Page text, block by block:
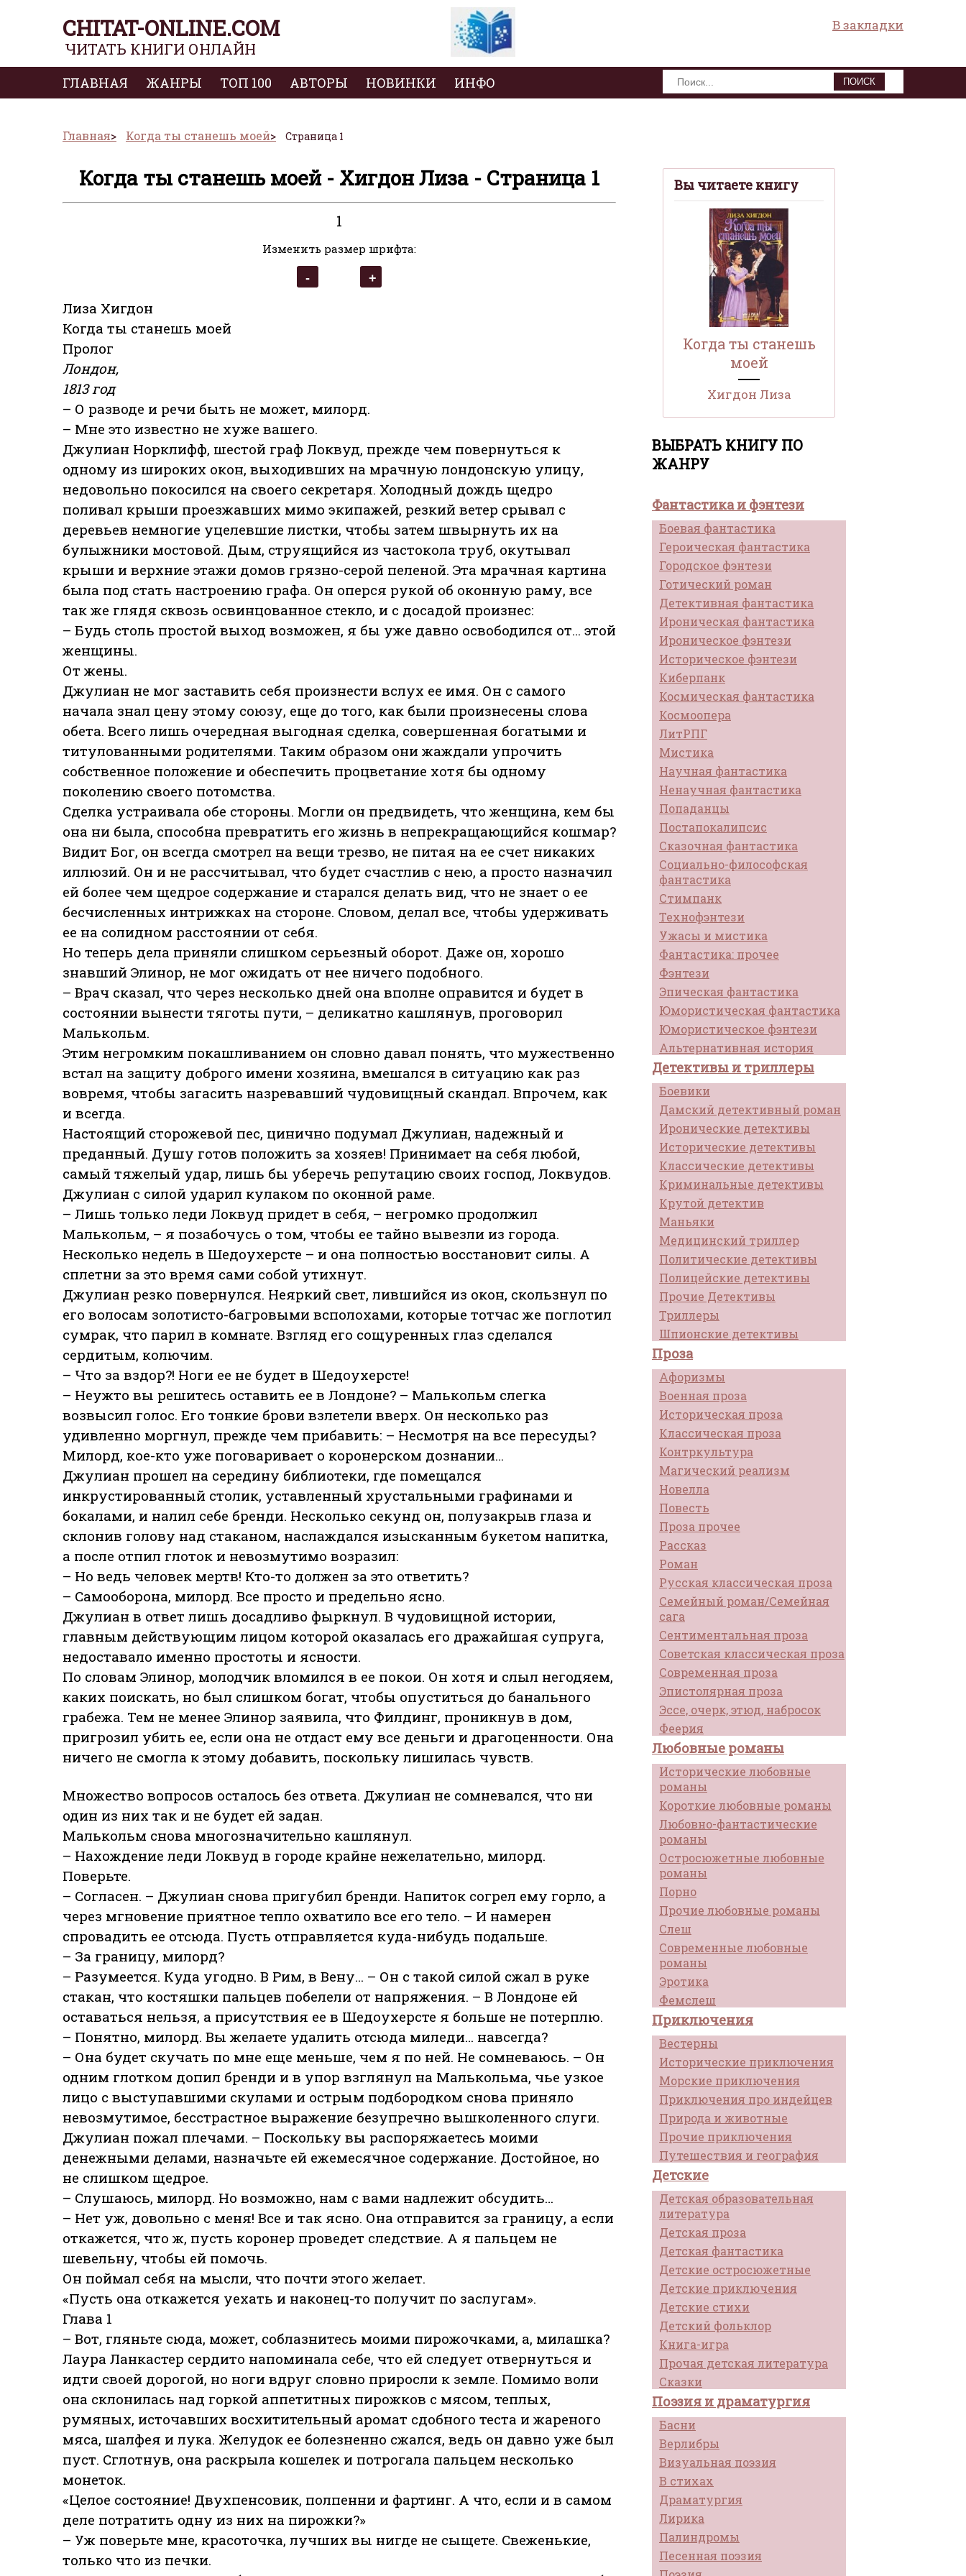
CHITAT-ONLINE.COM
ЧИТАТЬ КНИГИ ОНЛАЙН
В закладки
ГЛАВНАЯ ЖАНРЫ ТОП 100 АВТОРЫ НОВИНКИ ИНФО ПОИСК
Главная Когда ты станешь моей Страница 1
Вы читаете книгу
Когда ты станешь
моей
Хигдон Лиза
ВЫБРАТЬ КНИГУ ПО
ЖАНРУ
Фантастика и фэнтези
Боевая фантастика
Героическая фантастика
Городское фэнтези
Готический роман
Детективная фантастика
Ироническая фантастика
Ироническое фэнтези
Историческое фэнтези
Киберпанк
Космическая фантастика
Космоопера
ЛитРПГ
Мистика
Научная фантастика
Ненаучная фантастика
Попаданцы
Постапокалипсис
Сказочная фантастика
Социально-философская
фантастика
Стимпанк
Технофэнтези
Ужасы и мистика
Фантастика: прочее
Фэнтези
Эпическая фантастика
Юмористическая фантастика
Юмористическое фэнтези
Альтернативная история
Детективы и триллеры
Боевики
Дамский детективный роман
Иронические детективы
Исторические детективы
Классические детективы
Криминальные детективы
Крутой детектив
Маньяки
Медицинский триллер
Политические детективы
Полицейские детективы
Прочие Детективы
Триллеры
Шпионские детективы
Проза
Афоризмы
Военная проза
Историческая проза
Классическая проза
Контркультура
Магический реализм
Новелла
Повесть
Проза прочее
Рассказ
Роман
Русская классическая проза
Семейный роман/Семейная
сага
Сентиментальная проза
Советская классическая проза
Современная проза
Эпистолярная проза
Эссе, очерк, этюд, набросок
Феерия
Любовные романы
Исторические любовные
романы
Короткие любовные романы
Любовно-фантастические
романы
Остросюжетные любовные
романы
Порно
Прочие любовные романы
Слеш
Современные любовные
романы
Эротика
Фемслеш
Приключения
Вестерны
Исторические приключения
Морские приключения
Приключения про индейцев
Природа и животные
Прочие приключения
Путешествия и география
Детские
Детская образовательная
литература
Детская проза
Детская фантастика
Детские остросюжетные
Детские приключения
Детские стихи
Детский фольклор
Книга-игра
Прочая детская литература
Сказки
Поэзия и драматургия
Басни
Верлибры
Визуальная поэзия
В стихах
Драматургия
Лирика
Палиндромы
Песенная поэзия
Когда ты станешь моей - Хигдон Лиза - Страница 1
1
Изменить размер шрифта:
Лиза Хигдон
Когда ты станешь моей
Пролог
Лондон,
1813 год
– О разводе и речи быть не может, милорд.
– Мне это известно не хуже вашего.
Джулиан Норклифф, шестой граф Локвуд, прежде чем повернуться к
одному из широких окон, выходивших на мрачную лондонскую улицу,
недовольно покосился на своего секретаря. Холодный дождь щедро
поливал крыши проезжавших мимо экипажей, резкий ветер срывал с
деревьев немногие уцелевшие листки, чтобы затем швырнуть их на
булыжники мостовой. Дым, струящийся из частокола труб, окутывал
крыши и верхние этажи домов грязно-серой пеленой. Эта мрачная картина
была под стать настроению графа. Он оперся рукой об оконную раму, все
так же глядя сквозь освинцованное стекло, и с досадой произнес:
– Будь столь простой выход возможен, я бы уже давно освободился от… этой
женщины.
От жены.
Джулиан не мог заставить себя произнести вслух ее имя. Он с самого
начала знал цену этому союзу, еще до того, как были произнесены слова
обета. Всего лишь очередная выгодная сделка, совершенная богатыми и
титулованными родителями. Таким образом они жаждали упрочить
собственное положение и обеспечить процветание хотя бы одному
поколению своего потомства.
Сделка устраивала обе стороны. Могли он предвидеть, что женщина, кем бы
она ни была, способна превратить его жизнь в непрекращающийся кошмар?
Видит Бог, он всегда смотрел на вещи трезво, не питая на ее счет никаких
иллюзий. Он и не рассчитывал, что будет счастлив с нею, а просто назначил
ей более чем щедрое содержание и старался делать вид, что не знает о ее
бесчисленных интрижках на стороне. Словом, делал все, чтобы удерживать
ее на солидном расстоянии от себя.
Но теперь дела приняли слишком серьезный оборот. Даже он, хорошо
знавший Элинор, не мог ожидать от нее ничего подобного.
– Врач сказал, что через несколько дней она вполне оправится и будет в
состоянии вынести тяготы пути, – деликатно кашлянув, проговорил
Малькольм.
Этим негромким покашливанием он словно давал понять, что мужественно
встал на защиту доброго имени хозяина, вмешался в ситуацию как раз
вовремя, чтобы загасить назревавший чудовищный скандал. Впрочем, как
и всегда.
Настоящий сторожевой пес, цинично подумал Джулиан, надежный и
преданный. Душу готов положить за хозяев! Принимает на себя любой,
самый тяжелый удар, лишь бы уберечь репутацию своих господ, Локвудов.
Джулиан с силой ударил кулаком по оконной раме.
– Лишь только леди Локвуд придет в себя, – негромко продолжил
Малькольм, – я позабочусь о том, чтобы ее тайно вывезли из города.
Несколько недель в Шедоухерсте – и она полностью восстановит силы. А
сплетни за это время сами собой утихнут.
Джулиан резко повернулся. Неяркий свет, лившийся из окон, скользнул по
его волосам золотисто-багровыми всполохами, которые тотчас же поглотил
сумрак, что парил в комнате. Взгляд его сощуренных глаз сделался
сердитым, колючим.
– Что за вздор?! Ноги ее не будет в Шедоухерсте!
– Неужто вы решитесь оставить ее в Лондоне? – Малькольм слегка
возвысил голос. Его тонкие брови взлетели вверх. Он несколько раз
удивленно моргнул, прежде чем прибавить: – Несмотря на все пересуды?
Милорд, кое-кто уже поговаривает о коронерском дознании…
Джулиан прошел на середину библиотеки, где помещался
инкрустированный столик, уставленный хрустальными графинами и
бокалами, и налил себе бренди. Несколько секунд он, полузакрыв глаза и
склонив голову над стаканом, наслаждался изысканным букетом напитка,
а после отпил глоток и невозмутимо возразил:
– Но ведь человек мертв! Кто-то должен за это ответить?
– Самооборона, милорд. Все просто и предельно ясно.
Джулиан в ответ лишь досадливо фыркнул. В чудовищной истории,
главным действующим лицом которой оказалась его дражайшая супруга,
недоставало именно простоты и ясности.
По словам Элинор, молодчик вломился в ее покои. Он хотя и слыл негодяем,
каких поискать, но был слишком богат, чтобы опуститься до банального
грабежа. Тем не менее Элинор заявила, что Филдинг, проникнув в дом,
пригрозил убить ее, если она не отдаст ему все деньги и драгоценности. Она
ничего не смогла к этому добавить, поскольку лишилась чувств.
Множество вопросов осталось без ответа. Джулиан не сомневался, что ни
один из них так и не будет ей задан.
Малькольм снова многозначительно кашлянул.
– Нахождение леди Локвуд в городе крайне нежелательно, милорд.
Поверьте.
– Согласен. – Джулиан снова пригубил бренди. Напиток согрел ему горло, а
через мгновение приятное тепло охватило все его тело. – И намерен
спровадить ее отсюда. Пусть отправляется куда-нибудь подальше.
– За границу, милорд?
– Разумеется. Куда угодно. В Рим, в Вену… – Он с такой силой сжал в руке
стакан, что костяшки пальцев побелели от напряжения. – В Лондоне ей
оставаться нельзя, а присутствия ее в Шедоухерсте я больше не потерплю.
– Понятно, милорд. Вы желаете удалить отсюда миледи… навсегда?
– Она будет скучать по мне еще меньше, чем я по ней. Не сомневаюсь. – Он
одним глотком допил бренди и в упор взглянул на Малькольма, чье узкое
лицо с выступавшими скулами и острым подбородком снова приняло
невозмутимое, бесстрастное выражение безупречно вышколенного слуги.
Джулиан пожал плечами. – Поскольку вы распоряжаетесь моими
денежными делами, назначьте ей ежемесячное содержание. Достойное, но
не слишком щедрое.
– Слушаюсь, милорд. Но возможно, нам с вами надлежит обсудить…
– Нет уж, довольно с меня! Все и так ясно. Она отправится за границу, а если
откажется, что ж, пусть коронер проведет следствие. А я пальцем не
шевельну, чтобы ей помочь.
Он поймал себя на мысли, что почти этого желает.
«Пусть она откажется уехать и наконец-то получит по заслугам».
Глава 1
– Вот, гляньте сюда, может, соблазнитесь моими пирожочками, а, милашка?
Лаура Ланкастер сердито напоминала себе, что ей следует отвернуться и
идти своей дорогой, но ноги вдруг словно приросли к земле. Помимо воли
она склонилась над горкой аппетитных пирожков с мясом, теплых,
румяных, источавших восхитительный аромат сдобного теста и жареного
мяса, шалфея и лука. Желудок ее болезненно сжался, ведь он давно уже был
пуст. Сглотнув, она раскрыла кошелек и потрогала пальцем несколько
монеток.
«Целое состояние! Двухпенсовик, полпенни и фартинг. А что, если и в самом
деле потратить одну из них на пирожки?»
– Уж поверьте мне, красоточка, лучших вы нигде не сыщете. Свеженькие,
только что из печки.